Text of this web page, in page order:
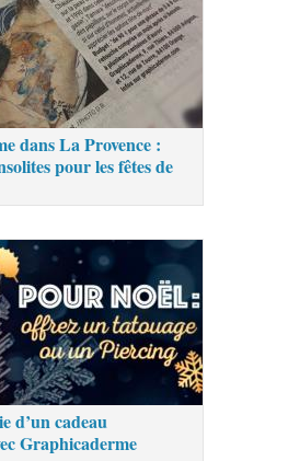
dans La Provence :
pour les fêtes de
d’un cadeau
Graphicaderme